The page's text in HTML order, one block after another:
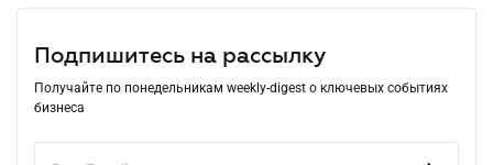
Подпишитесь на рассылку
Получайте по понедельникам weekly-digest о ключевых событиях
бизнеса